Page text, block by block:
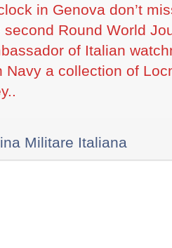
in Genova don’t
Round World
of Italian
Navy a collection of
Militare Italiana